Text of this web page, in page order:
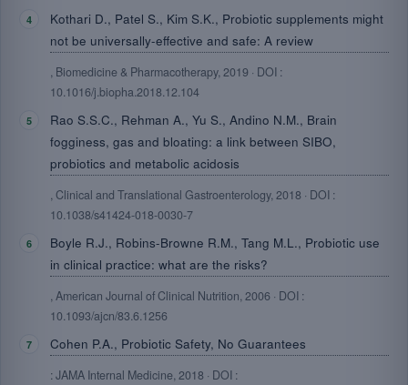
Kothari D., Patel S., Kim S.K., Probiotic supplements might
not be universally-effective and safe: A review
, Biomedicine & Pharmacotherapy, 2019 · DOI :
10.1016/j.biopha.2018.12.104
Rao S.S.C., Rehman A., Yu S., Andino N.M., Brain
fogginess, gas and bloating: a link between SIBO,
probiotics and metabolic acidosis
, Clinical and Translational Gastroenterology, 2018 · DOI :
10.1038/s41424-018-0030-7
Boyle R.J., Robins-Browne R.M., Tang M.L., Probiotic use
in clinical practice: what are the risks?
, American Journal of Clinical Nutrition, 2006 · DOI :
10.1093/ajcn/83.6.1256
Cohen P.A., Probiotic Safety, No Guarantees
: JAMA Internal Medicine, 2018 · DOI :